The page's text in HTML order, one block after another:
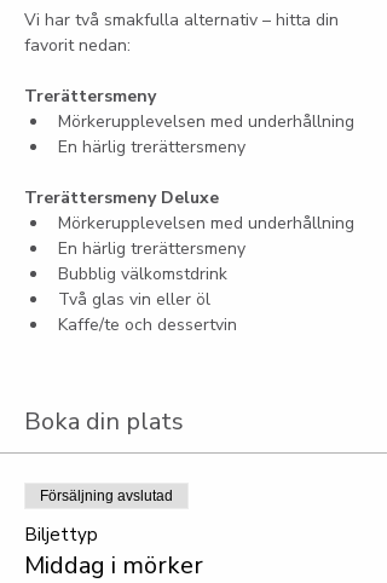
Vi har två smakfulla alternativ – hitta din
favorit nedan:
Trerättersmeny
Mörkerupplevelsen med underhållning
En härlig trerättersmeny
Trerättersmeny Deluxe
Mörkerupplevelsen med underhållning
En härlig trerättersmeny
Bubblig välkomstdrink
Två glas vin eller öl
Kaffe/te och dessertvin
Boka din plats
Försäljning avslutad
Biljettyp
Middag i mörker